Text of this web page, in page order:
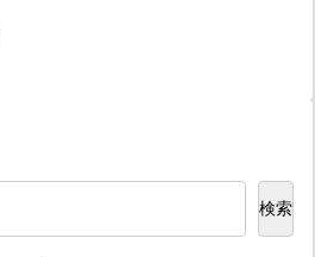
検索